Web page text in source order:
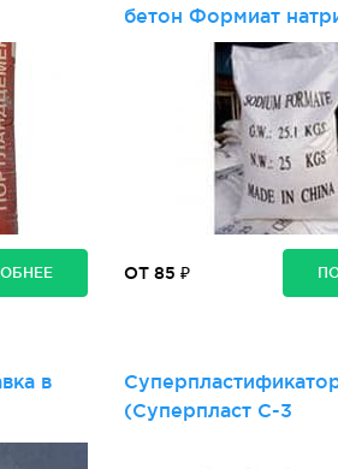
бетон Формиат
ОТ 85 ₽
в
(Суперпласт С-3